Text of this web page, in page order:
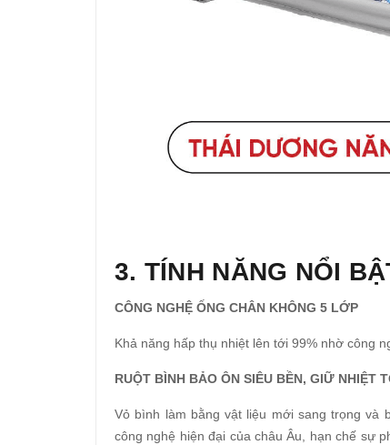
3. TÍNH NĂNG NỔI
CÔNG NGHỆ ỐNG CHÂN KHÔNG 5 LỚP
Khả năng hấp thụ nhiệt lên tới 99% nhờ công
RUỘT BÌNH BẢO ÔN SIÊU BỀN, GIỮ NHIỆT
Vỏ bình làm bằng vật liệu mới sang trọng và
công nghệ hiện đại của châu Âu, hạn chế sự